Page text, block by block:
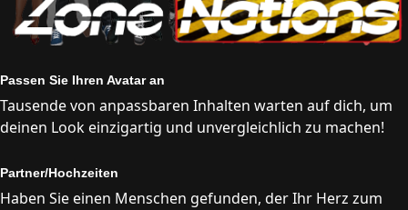
Passen Sie Ihren Avatar an
Tausende von anpassbaren Inhalten warten auf dich, um
deinen Look einzigartig und unvergleichlich zu machen!
Partner/Hochzeiten
Haben Sie einen Menschen gefunden, der Ihr Herz zum